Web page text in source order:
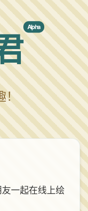
Alpha
！
一起在线上绘